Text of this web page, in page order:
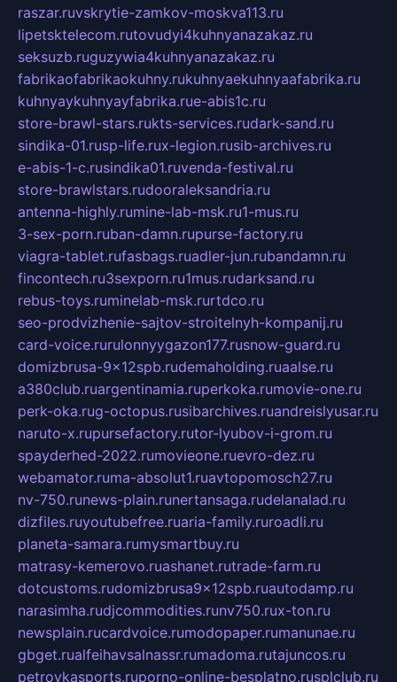
raszar.ruvskrytie-zamkov-moskva113.ru
lipetsktelecom.rutovudyi4kuhnyanazakaz.ru
seksuzb.ruguzywia4kuhnyanazakaz.ru
fabrikaofabrikaokuhny.rukuhnyaekuhnyaafabrika.ru
kuhnyaykuhnyayfabrika.rue-abis1c.ru
store-brawl-stars.rukts-services.rudark-sand.ru
sindika-01.rusp-life.rux-legion.rusib-archives.ru
e-abis-1-c.rusindika01.ruvenda-festival.ru
store-brawlstars.rudooraleksandria.ru
antenna-highly.rumine-lab-msk.ru1-mus.ru
3-sex-porn.ruban-damn.rupurse-factory.ru
viagra-tablet.rufasbags.ruadler-jun.rubandamn.ru
fincontech.ru3sexporn.ru1mus.rudarksand.ru
rebus-toys.ruminelab-msk.rurtdco.ru
seo-prodvizhenie-sajtov-stroitelnyh-kompanij.ru
card-voice.rurulonnyygazon177.rusnow-guard.ru
domizbrusa-9x12spb.rudemaholding.ruaalse.ru
a380club.ruargentinamia.ruperkoka.rumovie-one.ru
perk-oka.rug-octopus.rusibarchives.ruandreislyusar.ru
naruto-x.rupursefactory.rutor-lyubov-i-grom.ru
spayderhed-2022.rumovieone.ruevro-dez.ru
webamator.ruma-absolut1.ruavtopomosch27.ru
nv-750.runews-plain.runertansaga.rudelanalad.ru
dizfiles.ruyoutubefree.ruaria-family.ruroadli.ru
planeta-samara.rumysmartbuy.ru
matrasy-kemerovo.ruashanet.rutrade-farm.ru
dotcustoms.rudomizbrusa9x12spb.ruautodamp.ru
narasimha.rudjcommodities.runv750.rux-ton.ru
newsplain.rucardvoice.rumodopaper.rumanunae.ru
gbget.rualfeihavsalnassr.rumadoma.rutajuncos.ru
petrovkasports.ruporno-online-besplatno.rusplclub.ru